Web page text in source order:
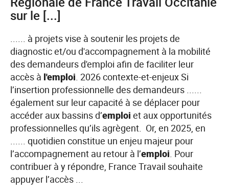
début
et
mi-
août
en
Bourgogne-
Franche-
Comté
!
sur le [...]
...... à projets vise à soutenir les projets de
diagnostic et/ou d'accompagnement à la mobilité
des demandeurs d'emploi afin de faciliter leur
accès à l'emploi. 2026 contexte-et-enjeux Si
l’insertion professionnelle des demandeurs ......
également sur leur capacité à se déplacer pour
accéder aux bassins d’emploi et aux opportunités
professionnelles qu’ils agrègent. Or, en 2025, en
...... quotidien constitue un enjeu majeur pour
l’accompagnement au retour à l’emploi. Pour
contribuer à y répondre, France Travail souhaite
appuyer l’accès ...